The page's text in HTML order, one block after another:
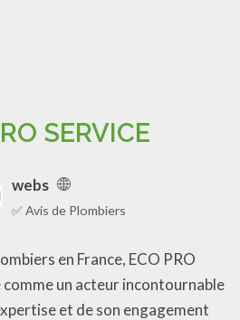
SERVICE
webs
✅ Avis de Plombiers
en France, ECO PRO
comme un acteur incontournable
et de son engagement